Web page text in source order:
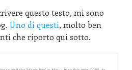
questo testo, mi sono
Uno di questi, molto ben
che riporto qui sotto.